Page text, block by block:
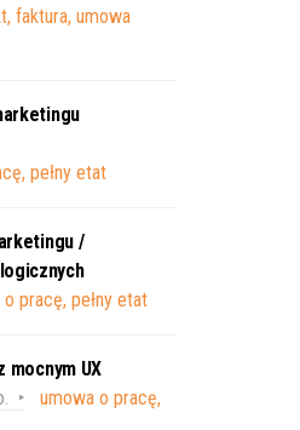
faktura, umowa
pełny etat
/
pracę, pełny etat
mocnym UX
umowa o pracę,